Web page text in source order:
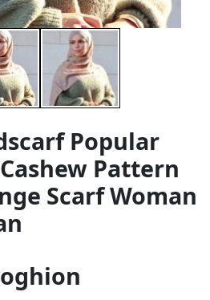
Popular
Pattern
Scarf Woman